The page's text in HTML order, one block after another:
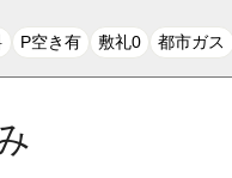
P空き有 敷礼0 都市ガス